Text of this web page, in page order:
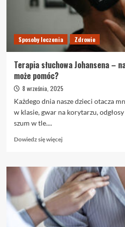
z
Linea
Corporis
Sposoby leczenia Zdrowie
Terapia słuchowa Johansena –
może pomóc?
8 września, 2025
Każdego dnia nasze dzieci otacza
w klasie, gwar na korytarzu,
szum w tle....
Dowiedz się więcejDowiedz
o
Terapia
słuchowa
Johansena
na
czym